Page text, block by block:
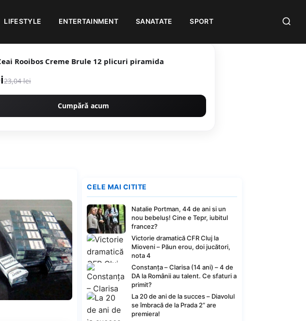
LIFESTYLE ENTERTAINMENT SANATATE SPORT
Rooibos Creme Brule 12 plicuri piramida
23,04 lei
Cumpără acum
CELE MAI CITITE
Natalie Portman, 44 de ani si un
nou bebeluș! Cine e Tepr, iubitul
francez?
Victorie dramatică CFR Cluj la
Mioveni – Păun erou, doi jucători,
nota 4
Constanța – Clarisa (14 ani) – 4 de
DA la Românii au talent. Ce sfaturi a
primit?
La 20 de ani de la succes – Diavolul
se îmbracă de la Prada 2” are
premiera!